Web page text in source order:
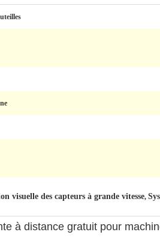
visuelle des capteurs à grande vitesse,
à distance gratuit pour